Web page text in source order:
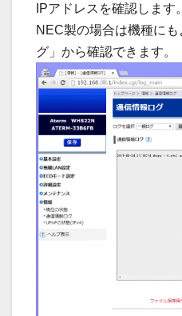
IPアドレスを確認します。
NEC製の場合は機種に
グ」から確認できます。